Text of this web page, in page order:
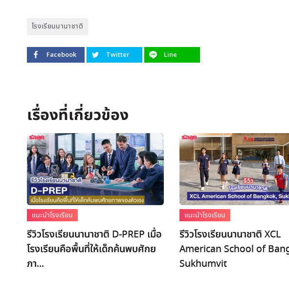
โรงเรียนนานาชาติ
Facebook Twitter Line
แนะนำโรงเรียน
รีวิวโรงเรียนนานาชาติ D-PREP เมื่อ
โรงเรียนคือพื้นที่ให้เด็กค้นพบศักย
ภา...
แนะนำโรงเรียน
รีวิวโรงเรียนนานาชาติ XCL
American School of
Sukhumvit